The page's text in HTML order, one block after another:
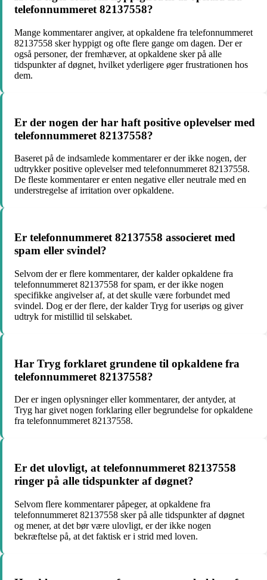
telefonnummeret 82137558?
Mange kommentarer angiver, at opkaldene fra telefonnummeret
82137558 sker hyppigt og ofte flere gange om dagen. Der er
også personer, der fremhæver, at opkaldene sker på alle
tidspunkter af døgnet, hvilket yderligere øger frustrationen hos
dem.
Er der nogen der har haft positive oplevelser med
telefonnummeret 82137558?
Baseret på de indsamlede kommentarer er der ikke nogen, der
udtrykker positive oplevelser med telefonnummeret 82137558.
De fleste kommentarer er enten negative eller neutrale med en
understregelse af irritation over opkaldene.
Er telefonnummeret 82137558 associeret med
spam eller svindel?
Selvom der er flere kommentarer, der kalder opkaldene fra
telefonnummeret 82137558 for spam, er der ikke nogen
specifikke angivelser af, at det skulle være forbundet med
svindel. Dog er der flere, der kalder Tryg for useriøs og giver
udtryk for mistillid til selskabet.
Har Tryg forklaret grundene til opkaldene fra
telefonnummeret 82137558?
Der er ingen oplysninger eller kommentarer, der antyder, at
Tryg har givet nogen forklaring eller begrundelse for opkaldene
fra telefonnummeret 82137558.
Er det ulovligt, at telefonnummeret 82137558
ringer på alle tidspunkter af døgnet?
Selvom flere kommentarer påpeger, at opkaldene fra
telefonnummeret 82137558 sker på alle tidspunkter af døgnet
og mener, at det bør være ulovligt, er der ikke nogen
bekræftelse på, at det faktisk er i strid med loven.